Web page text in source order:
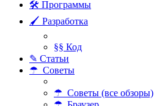
🛠 Программы
🖌 Разработка
§§ Код
✎ Статьи
☂ Советы
☂ Советы (все обзоры)